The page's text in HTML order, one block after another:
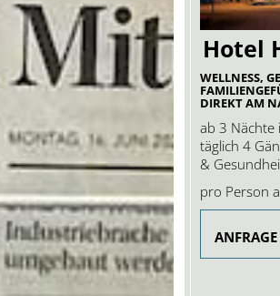
Hotel
WELLNESS,
DIREKT AM
ab 3 Nächte
täglich 4
&
pro Person
ANFRAGE